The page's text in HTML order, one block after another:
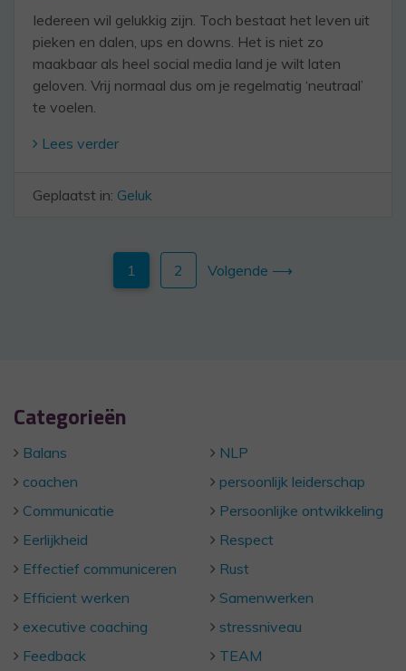
Iedereen wil gelukkig zijn. Toch bestaat het leven uit
pieken en dalen, ups en downs. Het is niet zo
maakbaar als heel social media land je wilt laten
geloven. Vrij normaal dus om je regelmatig ‘neutraal’
te voelen.
Lees verder
Geplaatst in: Geluk
1 2 Volgende ⟶
Categorieën
Balans
coachen
Communicatie
Eerlijkheid
Effectief communiceren
Efficient werken
executive coaching
Feedback
NLP
persoonlijk leiderschap
Persoonlijke ontwikkeling
Respect
Rust
Samenwerken
stressniveau
TEAM